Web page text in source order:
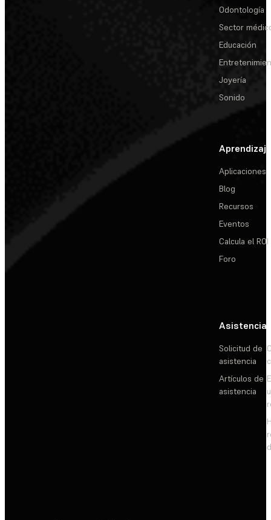
Odontología
Sector
Educación
Joyería
Sonido
Aprendizaje
Aplicaciones
Blog
Recursos
Eventos
Calcula el ROI
Foro
Asistencia
Solicitud de
asistencia
Artículos de
asistencia